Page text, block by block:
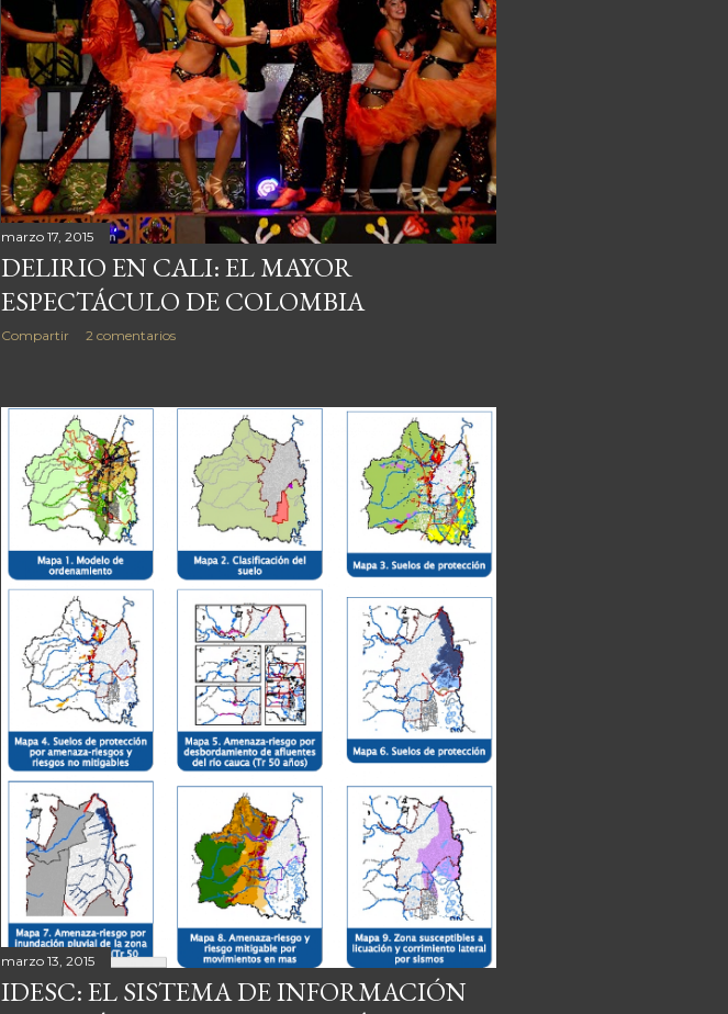
marzo 17, 2015
DELIRIO EN CALI: EL MAYOR
ESPECTÁCULO DE COLOMBIA
Compartir 2 comentarios
marzo 13, 2015
IDESC: EL SISTEMA DE INFORMACIÓN